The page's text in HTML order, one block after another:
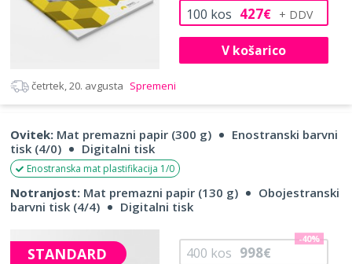
100 kos 427€
V košarico
četrtek, 20. avgusta Spremeni
Ovitek: Mat premazni papir (300 g)
Enostranski barvni
tisk (4/0)
Digitalni tisk
Enostranska mat plastifikacija 1/0
Notranjost: Mat premazni papir (130 g)
Obojestranski
barvni tisk (4/4)
Digitalni tisk
STANDARD 400 kos 998€
-40%